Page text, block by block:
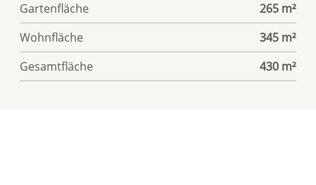
Gartenfläche
265 m²
Wohnfläche
345 m²
Gesamtfläche
430 m²